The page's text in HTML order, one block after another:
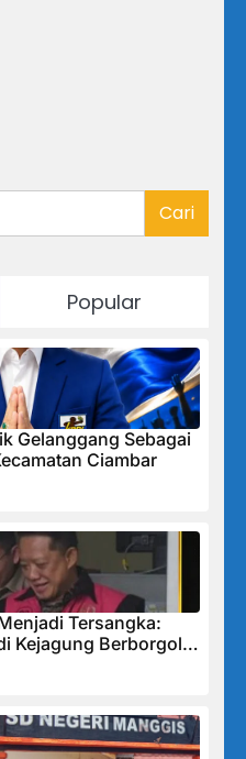
Cari
Popular
Gelanggang Sebagai
Ciambar
Tersangka:
Kejagung Berborgol,
Penuh Teka-teki